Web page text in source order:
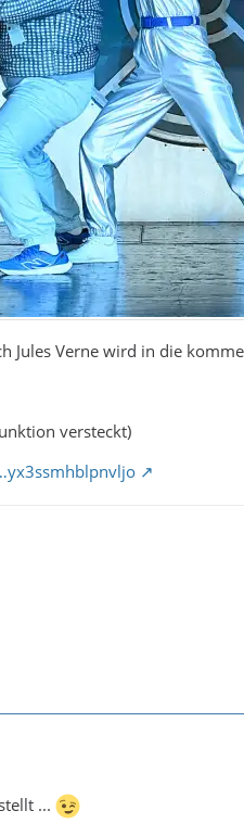
Jules Verne wird in die
versteckt)
...